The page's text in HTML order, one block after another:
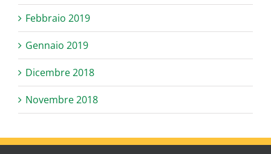
Febbraio 2019
Gennaio 2019
Dicembre 2018
Novembre 2018